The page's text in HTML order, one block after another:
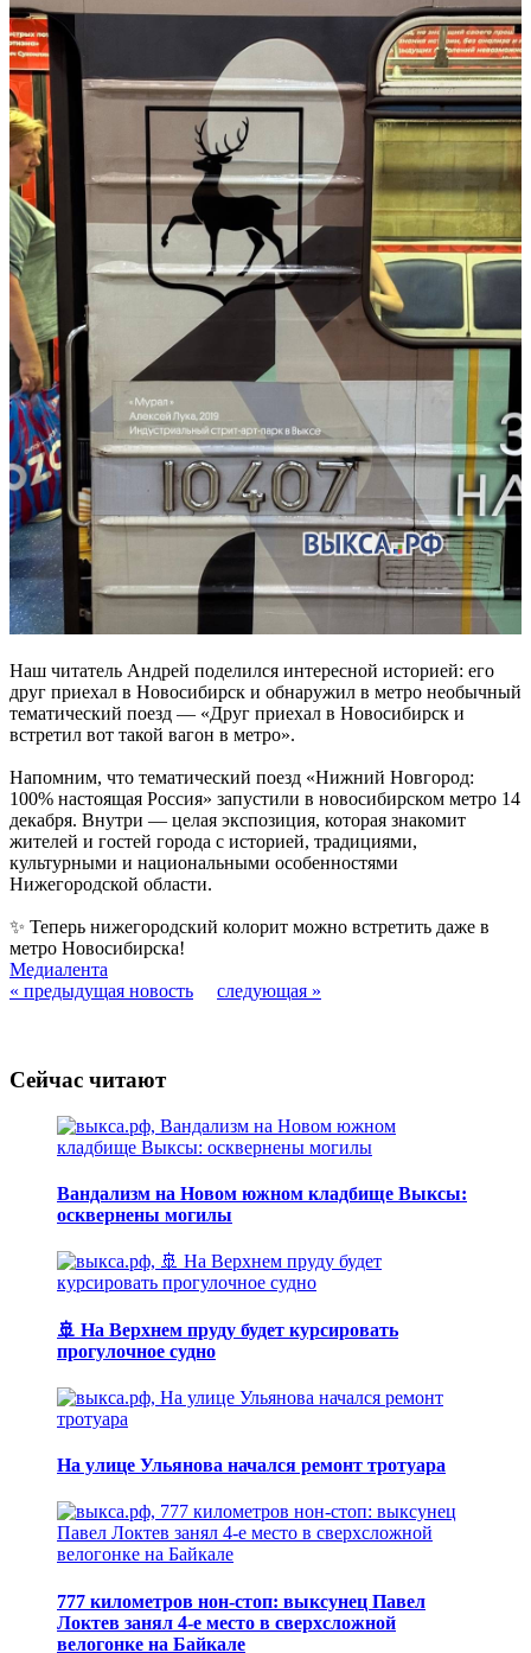
Наш читатель Андрей поделился интересной историей: его
друг приехал в Новосибирск и обнаружил в метро необычный
тематический поезд — «Друг приехал в Новосибирск и
встретил вот такой вагон в метро».
Напомним, что тематический поезд «Нижний Новгород:
100% настоящая Россия» запустили в новосибирском метро 14
декабря. Внутри — целая экспозиция, которая знакомит
жителей и гостей города с историей, традициями,
культурными и национальными особенностями
Нижегородской области.
✨ Теперь нижегородский колорит можно встретить даже в
метро Новосибирска!
Медиалента
« предыдущая новость
следующая »
Сейчас читают
Вандализм на Новом южном кладбище Выксы:
осквернены могилы
🚢 На Верхнем пруду будет курсировать
прогулочное судно
На улице Ульянова начался ремонт тротуара
777 километров нон-стоп: выксунец Павел
Локтев занял 4-е место в сверхсложной
велогонке на Байкале